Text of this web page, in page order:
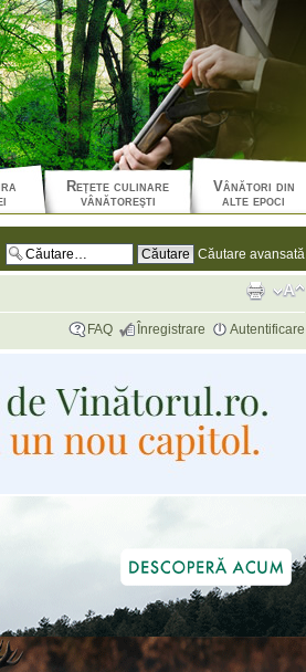
Reţete culinare
vânătoreşti
Vânători din
alte epoci
Căutare avansată
FAQ Înregistrare Autentificare